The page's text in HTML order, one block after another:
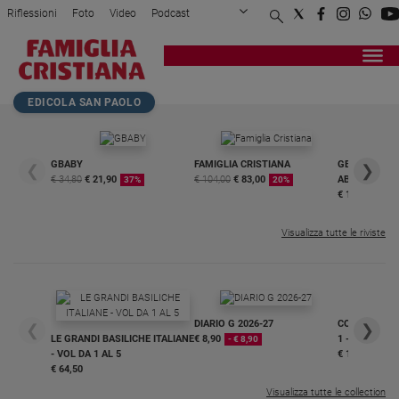
Attualità
Italia
Cronaca
Mondo
Economia
Interviste
Papa
Riflessioni Foto Video Podcast
Privacy Policy Chi siamo
Registrati Redazione
Home page>Chiesa>«Siate uniti tra voi e v...
EDICOLA SAN PAOLO
❮
GBABY
€ 34,80 € 21,90 37%
FAMIGLIA CRISTIANA
€ 104,00 € 83,00 20%
GBABY
€ 16,99
❯
Visualizza tutte le riviste
❮
LE GRANDI BASILICHE ITALIANE
- VOL DA 1 AL 5
€ 64,50
DIARIO G 2026-27
€ 8,90
- € 8,90
COLLANA
1 - 2
€ 18,50
❯
Visualizza tutte le collection